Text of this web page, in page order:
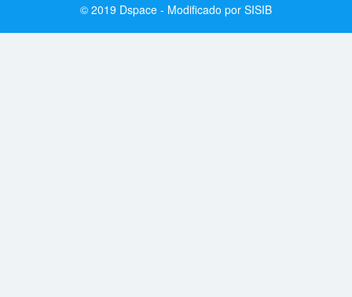
© 2019 Dspace - Modificado por SISIB